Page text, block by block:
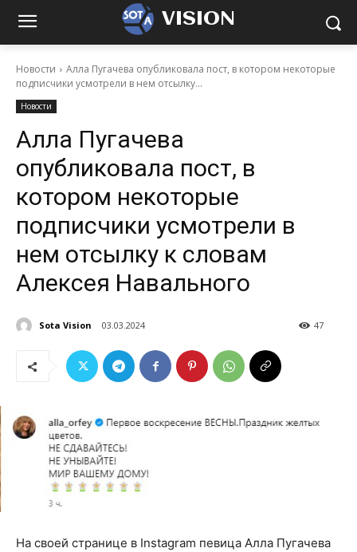
VISION
Новости
Алла Пугачева опубликовала пост, в котором некоторые
подписчики усмотрели в нем отсылку...
Новости
Алла Пугачева
опубликовала пост, в
котором некоторые
подписчики усмотрели в
нем отсылку к словам
Алексея Навального
Sota Vision 03.03.2024 47
На своей странице в Instagram певица Алла Пугачева